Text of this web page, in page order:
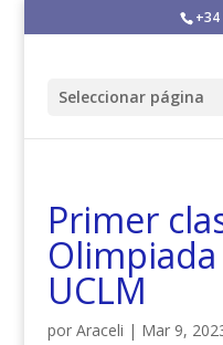
+34
Seleccionar página
Primer
UCLM
por Araceli | Mar 9,